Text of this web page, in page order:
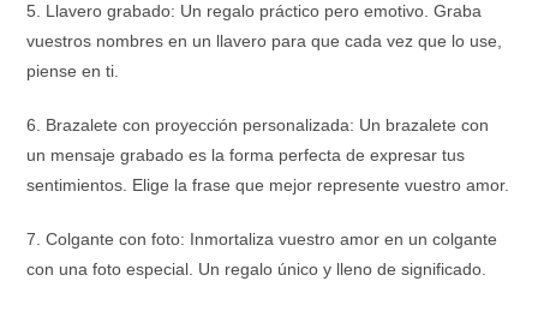
5. Llavero grabado: Un regalo práctico pero emotivo. Graba
vuestros nombres en un llavero para que cada vez que lo use,
piense en ti.
6. Brazalete con proyección personalizada: Un brazalete con
un mensaje grabado es la forma perfecta de expresar tus
sentimientos. Elige la frase que mejor represente vuestro amor.
7. Colgante con foto: Inmortaliza vuestro amor en un colgante
con una foto especial. Un regalo único y lleno de significado.